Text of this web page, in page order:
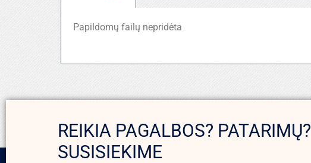
Papildomų failų nepridėta
REIKIA PAGALBOS? PATARIMŲ?
SUSISIEKIME